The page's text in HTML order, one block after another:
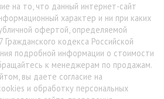
на то, что данный интернет-сайт
характер и ни при каких
офертой, определяемой
Гражданского кодекса Российской
подробной информации о стоимости
к менеджерам по продажам.
вы даете согласие на
и обработку персональных